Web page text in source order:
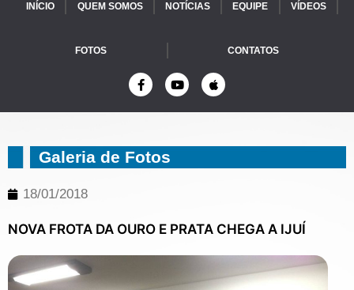
INÍCIO QUEM SOMOS NOTÍCIAS EQUIPE VÍDEOS
FOTOS CONTATOS
Galeria de Fotos
18/01/2018
NOVA FROTA DA OURO E PRATA CHEGA A IJUÍ